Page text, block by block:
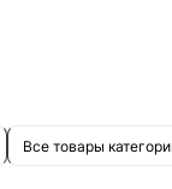
надежным
использовании.
Все товары